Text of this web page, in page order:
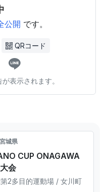
公開 です。
QRコード
表示されます。
宮城県
CUP ONAGAWA
会
2多⽬的運動場 / ⼥川町